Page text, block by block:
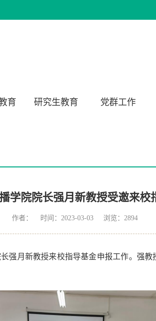
育 研究生教育 党群工作
学院院长强月新教授受邀来校
作者： 时间：2023-03-03 浏览：2894
强月新教授来校指导基金申报工作。强